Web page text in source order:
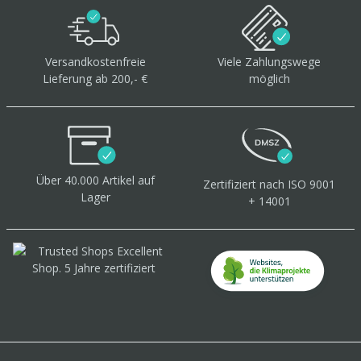
Versandkostenfreie
Lieferung ab 200,- €
Viele Zahlungswege
möglich
Über 40.000 Artikel auf
Lager
Zertifiziert nach ISO 9001
+ 14001